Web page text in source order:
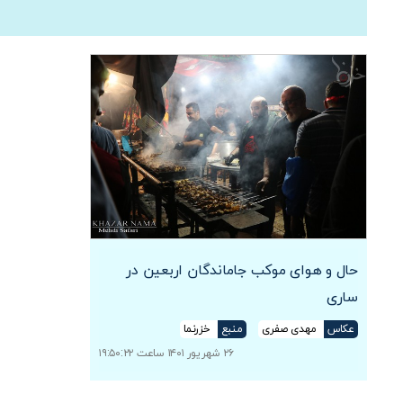
حال و هوای موکب جاماندگان اربعین در
ساری
عکاس مهدی صفری منبع
خزرنما
۲۶ شهریور ۱۴۰۱ ساعت ۱۹:۵۰:۲۲